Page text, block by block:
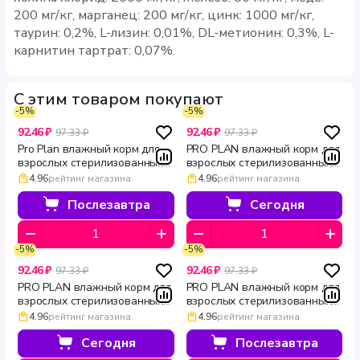
200 мг/кг, марганец: 200 мг/кг, цинк: 1000 мг/кг,
таурин: 0,2%, L-лизин: 0,01%, DL-метионин: 0,3%, L-
карнитин тартрат: 0,07%.
С этим товаром покупают
-5%
92.46 ₽ 97.33 ₽
Pro Plan влажный корм для
взрослых стерилизованных
кошек с лососем в соусе
Sterilised MAINTENANCE
витамин Е 85 г
4.96рейтинг магазина
Послезавтра
-5%
92.46 ₽ 97.33 ₽
PRO PLAN влажный корм для
взрослых стерилизованных
кошек с кроликом в соусе
Sterilised MAINTENANCE 85 г
4.96рейтинг магазина
Сегодня
-5%
92.46 ₽ 97.33 ₽
PRO PLAN влажный корм для
взрослых стерилизованных
кошек с индейкой в соусе
Sterilised MAINTENANCE 85 г
4.96рейтинг магазина
Сегодня
-5%
92.46 ₽ 97.33 ₽
PRO PLAN влажный корм для
взрослых стерилизованных
кошек с говядиной в желе
Sterilised MAINTENANCE 85 г
4.96рейтинг магазина
Послезавтра